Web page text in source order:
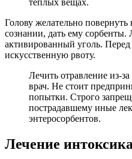
Голову желательно
сознании, дать ему сорбенты.
активированный уголь.
искусственную рвоту.
Лечить отравление из-
врач. Не стоит
попытки. Строго
пострадавшему иные
энтеросорбентов.
Лечение